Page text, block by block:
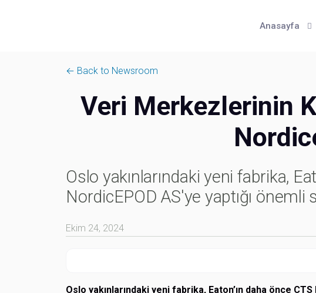
Anasayfa
← Back to Newsroom
Veri Merkezlerinin
Oslo yakınlarındaki yeni fabrika,
NordicEPOD AS'ye yaptığı önemli
Ekim 24, 2024
Oslo yakınlarındaki yeni fabrika, Eaton’ın daha önce